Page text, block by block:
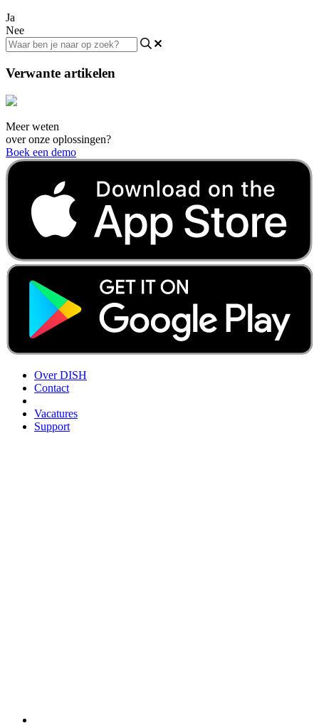
Ja
Nee
Verwante artikelen
Meer weten
over onze oplossingen?
Boek een demo
Over DISH
Contact
Vacatures
Support